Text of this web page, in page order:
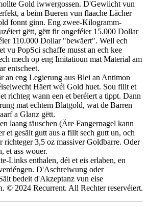
Gold iwwergossen. D'Gewiicht vun
a beim Bueren vun flaache Lächer
fonnt ginn. Eng zwee-Kilogramm-
gëtt, gëtt fir ongeféier 15.000 Dollar
110.000 Dollar "bewäert". Well ech
vu PopSci schaffe musst an ech kee
mech op eng Imitatioun mat Material am
entscheet.
an eng Legierung aus Blei an Antimon
Häert wéi Gold huet. Sou fillt et
richteg wann een et beréiert a tippt. Dann
mat echtem Blatgold, wat de Barren
a Glanz gëtt.
laang täuschen (Äre Fangernagel kann
et gesäit gutt aus a fillt sech gutt un, och
richteger 3,5 oz massiver Goldbarre. Oder
et ass wouer.
Links enthalen, déi et eis erlaben, en
D'Aschreiwung oder
bedeit d'Akzeptanz vun eise
© 2024 Recurrent. All Rechter reservéiert.